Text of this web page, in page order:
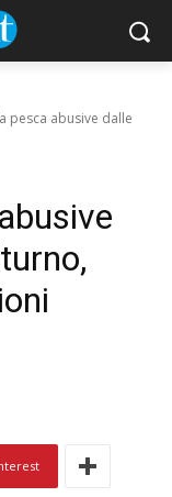
pesca abusive dalle